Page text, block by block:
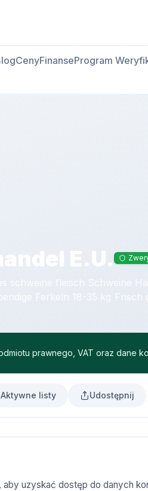
CenyFinanseProgram
E.U.
fleisch Schweine Hälften
18-35 kg Frisch geschlachtete
prawnego, VAT oraz dane
Aktywne listy Udostępnij
aby uzyskać dostęp do danych